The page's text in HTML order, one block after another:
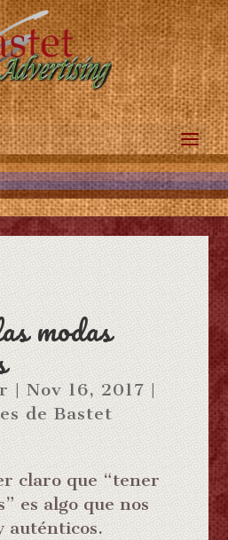
modas
| Nov 16, 2017 |
de Bastet
claro que “tener
es algo que nos
auténticos.